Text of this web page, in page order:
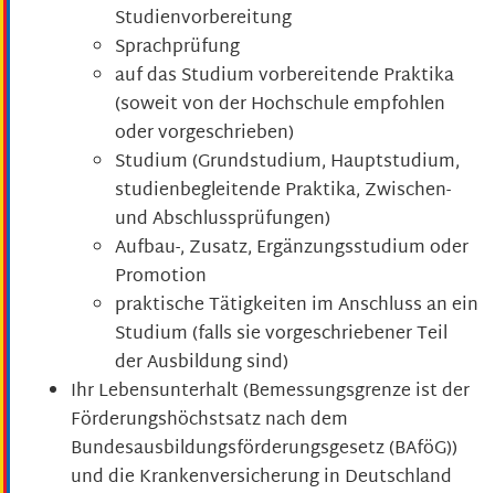
Studienvorbereitung
Sprachprüfung
auf das Studium vorbereitende Praktika
(soweit von der Hochschule empfohlen
oder vorgeschrieben)
Studium (Grundstudium, Hauptstudium,
studienbegleitende Praktika, Zwischen-
und Abschlussprüfungen)
Aufbau-, Zusatz, Ergänzungsstudium oder
Promotion
praktische Tätigkeiten im Anschluss an ein
Studium (falls sie vorgeschriebener Teil
der Ausbildung sind)
Ihr Lebensunterhalt(Bemessungsgrenze ist der
Förderungshöchstsatz nach dem
Bundesausbildungsförderungsgesetz (BAföG))
und die Krankenversicherung in Deutschland